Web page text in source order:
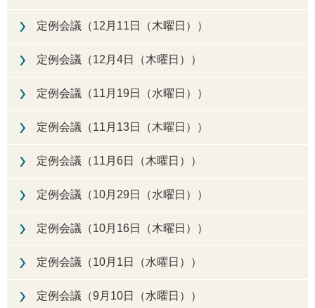
定例会議（12月11日（木曜日））
定例会議（12月4日（木曜日））
定例会議（11月19日（水曜日））
定例会議（11月13日（木曜日））
定例会議（11月6日（木曜日））
定例会議（10月29日（水曜日））
定例会議（10月16日（木曜日））
定例会議（10月1日（水曜日））
定例会議（9月10日（水曜日））